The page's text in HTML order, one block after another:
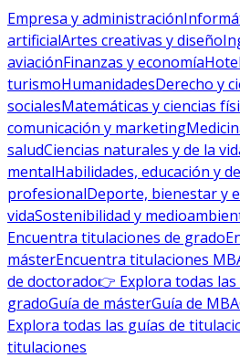
Empresa y administración
artificialArtes creativas y diseño
aviaciónFinanzas y economía
turismoHumanidadesDerecho y
socialesMatemáticas y ciencias
comunicación y marketing
saludCiencias naturales y de la
mentalHabilidades, educación y
profesionalDeporte, bienestar y
vidaSostenibilidad y
Encuentra titulaciones de grado
másterEncuentra titulaciones
de doctorado👉 Explora todas
gradoGuía de másterGuía de MBA
Explora todas las guías de
titulaciones